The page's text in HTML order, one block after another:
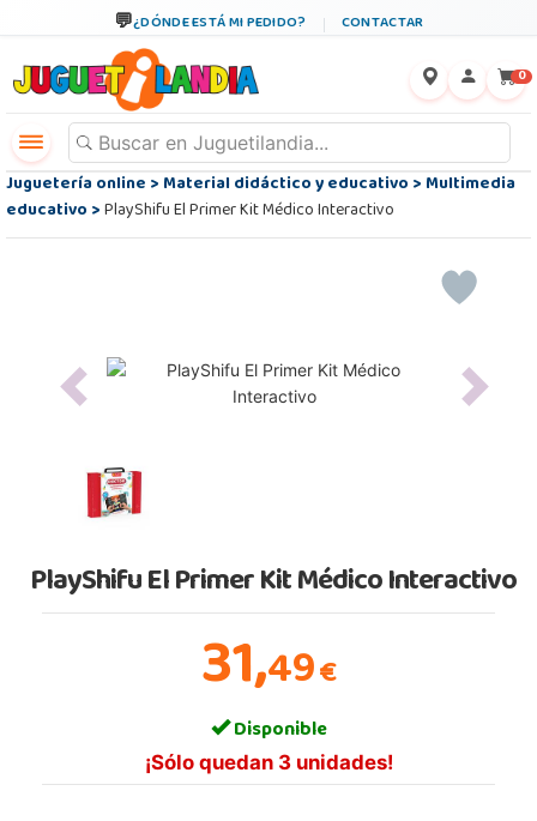
¿DÓNDE ESTÁ MI PEDIDO? CONTACTAR
0
Juguetería online>Material didáctico y educativo>Multimedia
educativo>PlayShifu El Primer Kit Médico Interactivo
Previous Next
PlayShifu El Primer Kit Médico Interactivo
31,49€
Disponible
¡Sólo quedan 3 unidades!